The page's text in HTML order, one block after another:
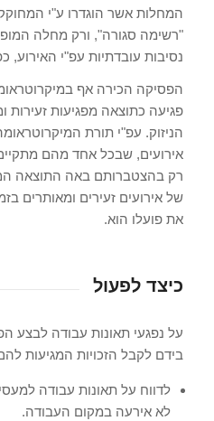
המחלות אשר הוגדרו ע"י
"רשימה סגורה", ורק מחלה
נסיבות עובדתיות עפ"י האירוע,
הפסיקה הכירה אף
פגיעה כתוצאה מפגיעות
הניזוק. עפ"י תורת
אירועים, שבכל אחד מהם
רק בהצטברותם באה התוצאה
של אירועים זעירים ומאותרים
את פועלו הוא.
כיצד לפעול
על נפגעי תאונות עבודה לבצע
בידם לקבל הזכויות המגיעות
לדווח על תאונות עבודה
לא אירעה במקום העבודה.